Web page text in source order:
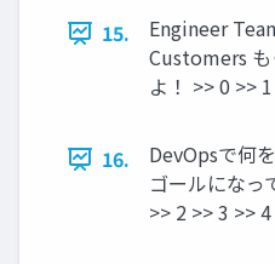
15.
Engineer
Customers
よ！ >> 0 >>
16.
DevOpsで何
ゴールになっ
>> 2 >> 3 >>